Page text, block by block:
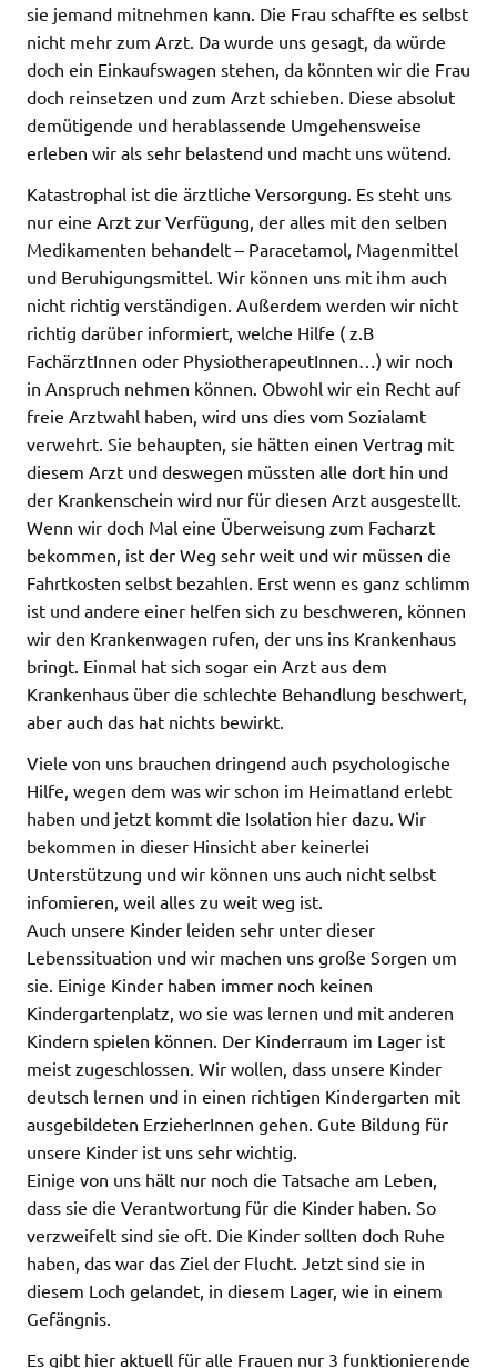
sie jemand mitnehmen kann. Die Frau schaffte es selbst
nicht mehr zum Arzt. Da wurde uns gesagt, da würde
doch ein Einkaufswagen stehen, da könnten wir die Frau
doch reinsetzen und zum Arzt schieben. Diese absolut
demütigende und herablassende Umgehensweise
erleben wir als sehr belastend und macht uns wütend.
Katastrophal ist die ärztliche Versorgung. Es steht uns
nur eine Arzt zur Verfügung, der alles mit den selben
Medikamenten behandelt – Paracetamol, Magenmittel
und Beruhigungsmittel. Wir können uns mit ihm auch
nicht richtig verständigen. Außerdem werden wir nicht
richtig darüber informiert, welche Hilfe ( z.B
FachärztInnen oder PhysiotherapeutInnen…) wir noch
in Anspruch nehmen können. Obwohl wir ein Recht auf
freie Arztwahl haben, wird uns dies vom Sozialamt
verwehrt. Sie behaupten, sie hätten einen Vertrag mit
diesem Arzt und deswegen müssten alle dort hin und
der Krankenschein wird nur für diesen Arzt ausgestellt.
Wenn wir doch Mal eine Überweisung zum Facharzt
bekommen, ist der Weg sehr weit und wir müssen die
Fahrtkosten selbst bezahlen. Erst wenn es ganz schlimm
ist und andere einer helfen sich zu beschweren, können
wir den Krankenwagen rufen, der uns ins Krankenhaus
bringt. Einmal hat sich sogar ein Arzt aus dem
Krankenhaus über die schlechte Behandlung beschwert,
aber auch das hat nichts bewirkt.
Viele von uns brauchen dringend auch psychologische
Hilfe, wegen dem was wir schon im Heimatland erlebt
haben und jetzt kommt die Isolation hier dazu. Wir
bekommen in dieser Hinsicht aber keinerlei
Unterstützung und wir können uns auch nicht selbst
infomieren, weil alles zu weit weg ist.
Auch unsere Kinder leiden sehr unter dieser
Lebenssituation und wir machen uns große Sorgen um
sie. Einige Kinder haben immer noch keinen
Kindergartenplatz, wo sie was lernen und mit anderen
Kindern spielen können. Der Kinderraum im Lager ist
meist zugeschlossen. Wir wollen, dass unsere Kinder
deutsch lernen und in einen richtigen Kindergarten mit
ausgebildeten ErzieherInnen gehen. Gute Bildung für
unsere Kinder ist uns sehr wichtig.
Einige von uns hält nur noch die Tatsache am Leben,
dass sie die Verantwortung für die Kinder haben. So
verzweifelt sind sie oft. Die Kinder sollten doch Ruhe
haben, das war das Ziel der Flucht. Jetzt sind sie in
diesem Loch gelandet, in diesem Lager, wie in einem
Gefängnis.
Es gibt hier aktuell für alle Frauen nur 3 funktionierende